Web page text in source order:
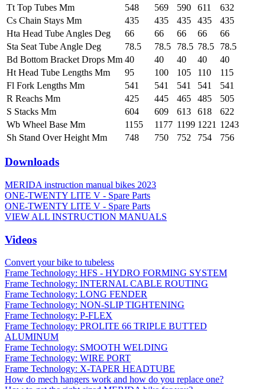
Tt Top Tubes Mm
548 569 590 611
632
Cs Chain Stays Mm
435 435 435 435
435
Hta Head Tube Angles Deg
66 66 66 66
66
Sta Seat Tube Angle Deg
78.5 78.5 78.5 78.5
78.5
Bd Bottom Bracket Drops Mm 40 40 40 40
40
Ht Head Tube Lengths Mm
95 100 105 110
115
Fl Fork Lengths Mm
541 541 541 541
541
R Reachs Mm
425 445 465 485
505
S Stacks Mm
604 609 613 618
622
Wb Wheel Base Mm
1155 1177 1199 1221 1243
Sh Stand Over Height Mm
748 750 752 754 756
Downloads
MERIDA instruction manual bikes 2023
ONE-TWENTY LITE V - Spare Parts
ONE-TWENTY LITE V - Spare Parts
VIEW ALL INSTRUCTION MANUALS
Videos
Convert your bike to tubeless
Frame Technology: HFS - HYDRO FORMING SYSTEM
Frame Technology: INTERNAL CABLE ROUTING
Frame Technology: LONG FENDER
Frame Technology: NON-SLIP TIGHTENING
Frame Technology: P-FLEX
Frame Technology: PROLITE 66 TRIPLE BUTTED
ALUMINUM
Frame Technology: SMOOTH WELDING
Frame Technology: WIRE PORT
Frame Technology: X-TAPER HEADTUBE
How do mech hangers work and how do you replace one?